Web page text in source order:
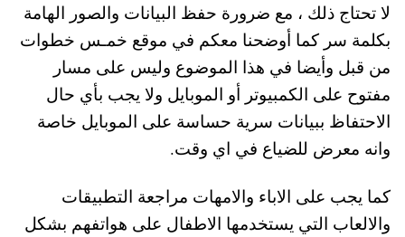
لا تحتاج ذلك ، مع ضرورة حفظ البيانات والصور الهامة
بكلمة سر كما أوضحنا معكم في موقع خمـس خطوات
من قبل وأيضا في هذا الموضوع وليس على مسار
مفتوح على الكمبيوتر أو الموبايل ولا يجب بأي حال
الاحتفاظ ببيانات سرية حساسة على الموبايل خاصة
وانه معرض للضياع في اي وقت.
كما يجب على الاباء والامهات مراجعة التطبيقات
والالعاب التي يستخدمها الاطفال على هواتفهم بشكل